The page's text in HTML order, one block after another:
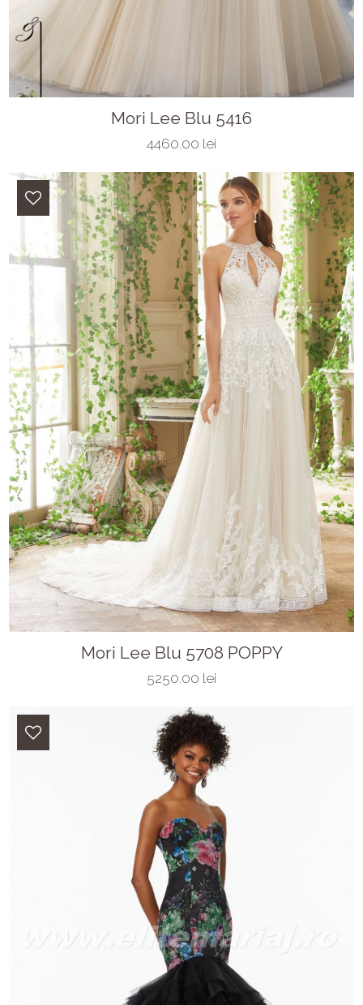
Mori Lee Blu 5416
4460.00 lei
Mori Lee Blu 5708 POPPY
5250.00 lei